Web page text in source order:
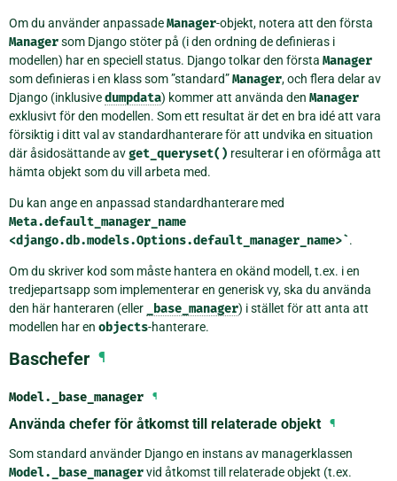
Om du använder anpassadeManager-objekt, notera att den första
Managersom Django stöter på (i den ordning de definieras i
modellen) har en speciell status. Django tolkar den första Manager
som definieras i en klass som ”standard”Manager, och flera delar av
Django (inklusivedumpdata) kommer att använda den Manager
exklusivt för den modellen. Som ett resultat är det en bra idé att vara
försiktig i ditt val av standardhanterare för att undvika en situation
där åsidosättande avget_queryset() resulterar i en oförmåga att
hämta objekt som du vill arbeta med.
Du kan ange en anpassad standardhanterare med
Meta.default_manager_name
<django.db.models.Options.default_manager_name>`.
Om du skriver kod som måste hantera en okänd modell, t.ex. i en
tredjepartsapp som implementerar en generisk vy, ska du använda
den här hanteraren (eller
_base_manager) i stället för att anta att
modellen har en objects-hanterare.
Baschefer ¶
Model. _base_manager ¶
Använda chefer för åtkomst till relaterade objekt ¶
Som standard använder Django en instans av managerklassen
Model._base_managervid åtkomst till relaterade objekt (t.ex.